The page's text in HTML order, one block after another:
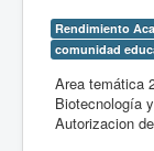
Rendimiento
comunidad
Area temática
Biotecnología
Autorizacion